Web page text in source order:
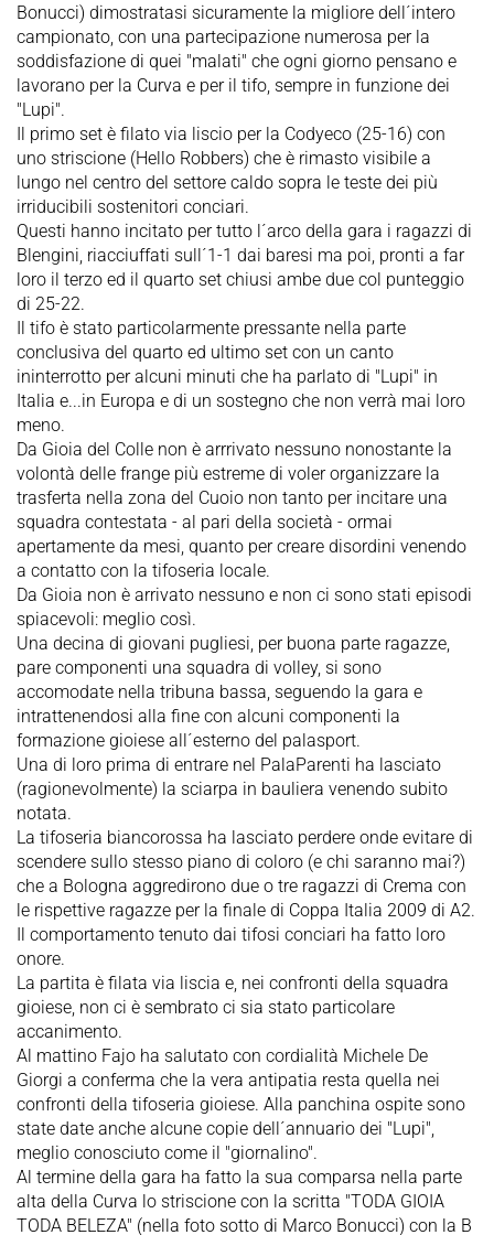
Bonucci) dimostratasi sicuramente la migliore dell´intero
campionato, con una partecipazione numerosa per la
soddisfazione di quei "malati" che ogni giorno pensano e
lavorano per la Curva e per il tifo, sempre in funzione dei
"Lupi".
Il primo set è filato via liscio per la Codyeco (25-16) con
uno striscione (Hello Robbers) che è rimasto visibile a
lungo nel centro del settore caldo sopra le teste dei più
irriducibili sostenitori conciari.
Questi hanno incitato per tutto l´arco della gara i ragazzi di
Blengini, riacciuffati sull´1-1 dai baresi ma poi, pronti a far
loro il terzo ed il quarto set chiusi ambe due col punteggio
di 25-22.
Il tifo è stato particolarmente pressante nella parte
conclusiva del quarto ed ultimo set con un canto
ininterrotto per alcuni minuti che ha parlato di "Lupi" in
Italia e...in Europa e di un sostegno che non verrà mai loro
meno.
Da Gioia del Colle non è arrrivato nessuno nonostante la
volontà delle frange più estreme di voler organizzare la
trasferta nella zona del Cuoio non tanto per incitare una
squadra contestata - al pari della società - ormai
apertamente da mesi, quanto per creare disordini venendo
a contatto con la tifoseria locale.
Da Gioia non è arrivato nessuno e non ci sono stati episodi
spiacevoli: meglio così.
Una decina di giovani pugliesi, per buona parte ragazze,
pare componenti una squadra di volley, si sono
accomodate nella tribuna bassa, seguendo la gara e
intrattenendosi alla fine con alcuni componenti la
formazione gioiese all´esterno del palasport.
Una di loro prima di entrare nel PalaParenti ha lasciato
(ragionevolmente) la sciarpa in bauliera venendo subito
notata.
La tifoseria biancorossa ha lasciato perdere onde evitare di
scendere sullo stesso piano di coloro (e chi saranno mai?)
che a Bologna aggredirono due o tre ragazzi di Crema con
le rispettive ragazze per la finale di Coppa Italia 2009 di A2.
Il comportamento tenuto dai tifosi conciari ha fatto loro
onore.
La partita è filata via liscia e, nei confronti della squadra
gioiese, non ci è sembrato ci sia stato particolare
accanimento.
Al mattino Fajo ha salutato con cordialità Michele De
Giorgi a conferma che la vera antipatia resta quella nei
confronti della tifoseria gioiese. Alla panchina ospite sono
state date anche alcune copie dell´annuario dei "Lupi",
meglio conosciuto come il "giornalino".
Al termine della gara ha fatto la sua comparsa nella parte
alta della Curva lo striscione con la scritta "TODA GIOIA
TODA BELEZA" (nella foto sotto di Marco Bonucci) con la B